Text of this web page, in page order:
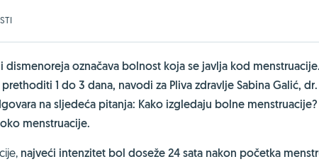
dismenoreja označava bolnost koja se javlja kod
1 do 3 dana, navodi za Pliva zdravlje Sabina Galić,
na sljedeća pitanja: Kako izgledaju bolne
menstruacije.
najveći intenzitet bol doseže 24 sata nakon početka